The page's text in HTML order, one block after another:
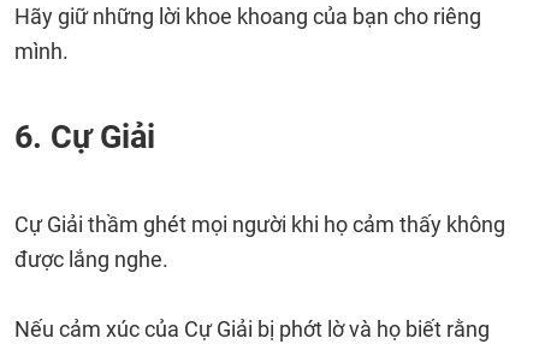
Hãy giữ những lời khoe khoang của bạn cho riêng
mình.
6. Cự Giải
Cự Giải thầm ghét mọi người khi họ cảm thấy không
được lắng nghe.
Nếu cảm xúc của Cự Giải bị phớt lờ và họ biết rằng